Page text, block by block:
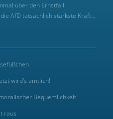
über den Ernstfall
AfD tatsächlich stärkste Kraft...
wird’s amtlich!
Bequemlichkeit
raus